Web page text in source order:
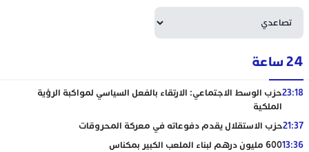
24 ساعة
23:18حزب الوسط الاجتماعي: الارتقاء بالفعل السياسي لمواكبة الرؤية
الملكية
21:37حزب الاستقلال يقدم دفوعاته في معركة المحروقات
13:36600 مليون درهم لبناء الملعب الكبير بمكناس